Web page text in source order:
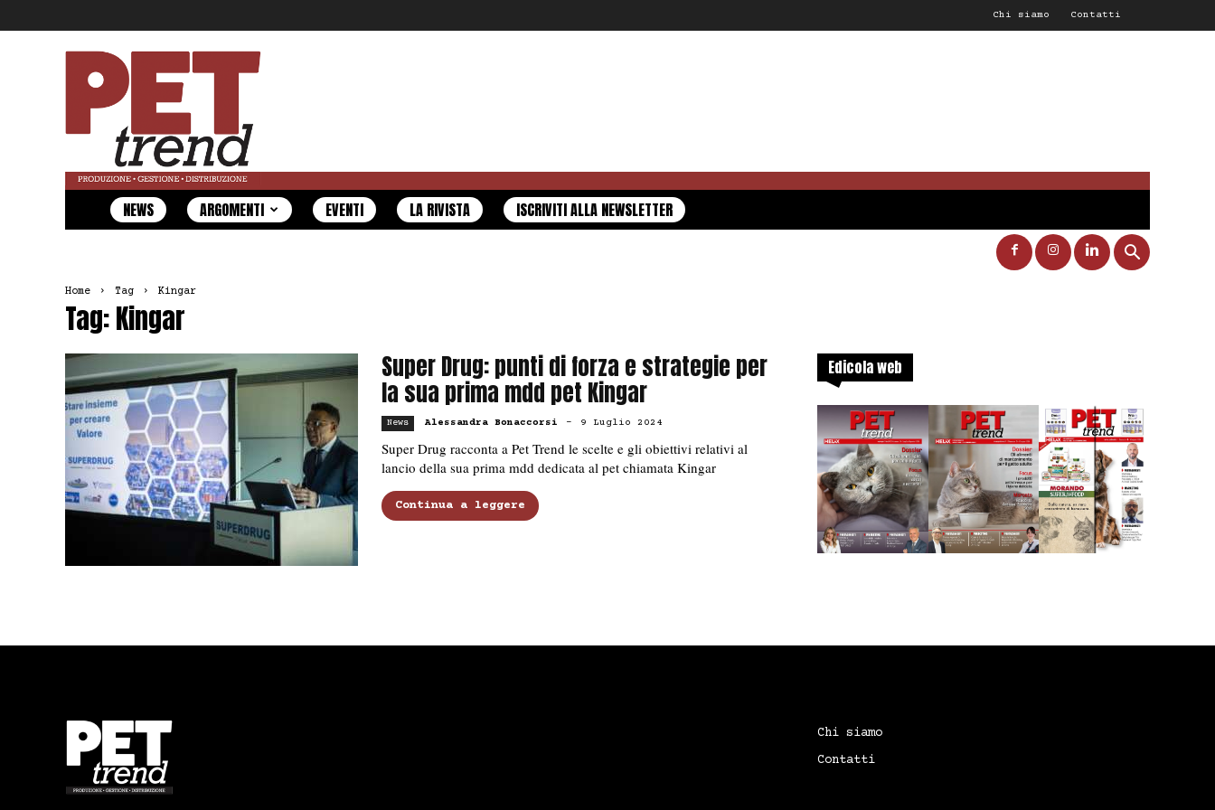
Chi siamo Contatti
Pet
Trend
NEWS ARGOMENTI EVENTI LA RIVISTA ISCRIVITI ALLA NEWSLETTER
Home Tag Kingar
Tag: Kingar
Super Drug: punti di forza e strategie per
la sua prima mdd pet Kingar
News Alessandra Bonaccorsi - 9 Luglio 2024
Super Drug racconta a Pet Trend le scelte e gli obiettivi relativi al
lancio della sua prima mdd dedicata al pet chiamata Kingar
Continua a leggere
Edicola web
Chi siamo
Contatti